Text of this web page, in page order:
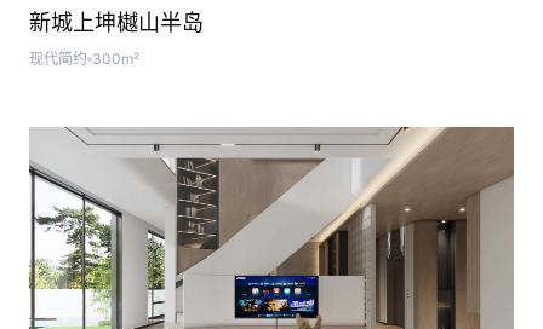
新城上坤樾山半岛
现代简约 300m²